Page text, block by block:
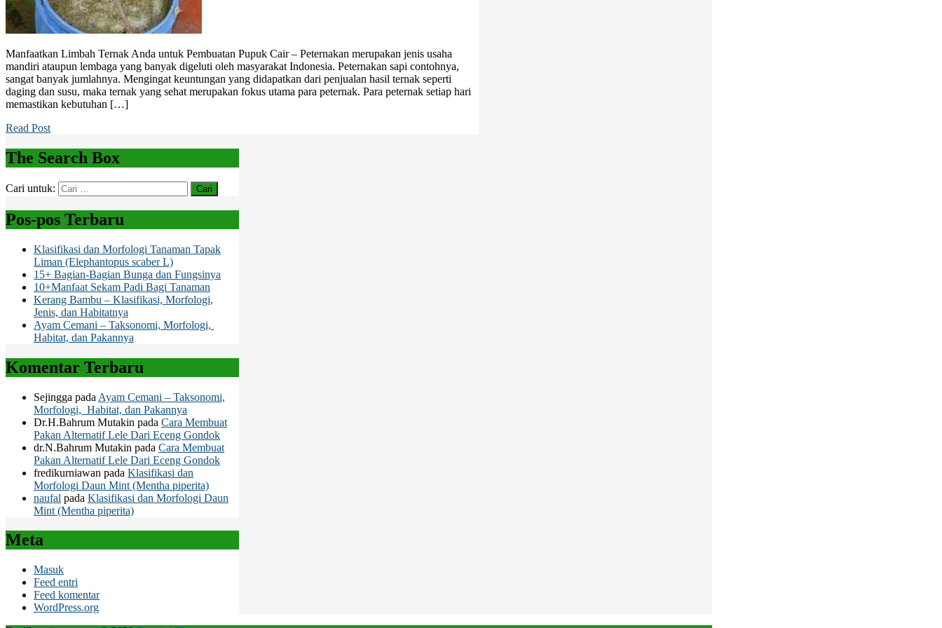
Manfaatkan Limbah Ternak Anda untuk Pembuatan Pupuk Cair – Peternakan merupakan jenis usaha
mandiri ataupun lembaga yang banyak digeluti oleh masyarakat Indonesia. Peternakan sapi contohnya,
sangat banyak jumlahnya. Mengingat keuntungan yang didapatkan dari penjualan hasil ternak seperti
daging dan susu, maka ternak yang sehat merupakan fokus utama para peternak. Para peternak setiap hari
memastikan kebutuhan […]
Read Post
The Search Box
Cari untuk:
Pos-pos Terbaru
Klasifikasi dan Morfologi Tanaman Tapak
Liman (Elephantopus scaber L)
15+ Bagian-Bagian Bunga dan Fungsinya
10+Manfaat Sekam Padi Bagi Tanaman
Kerang Bambu – Klasifikasi, Morfologi,
Jenis, dan Habitatnya
Ayam Cemani – Taksonomi, Morfologi,
Habitat, dan Pakannya
Komentar Terbaru
Sejingga pada Ayam Cemani – Taksonomi,
Morfologi, Habitat, dan Pakannya
Dr.H.Bahrum Mutakin pada Cara Membuat
Pakan Alternatif Lele Dari Eceng Gondok
dr.N.Bahrum Mutakin pada Cara Membuat
Pakan Alternatif Lele Dari Eceng Gondok
fredikurniawan pada Klasifikasi dan
Morfologi Daun Mint (Mentha piperita)
naufal pada Klasifikasi dan Morfologi Daun
Mint (Mentha piperita)
Meta
Masuk
Feed entri
Feed komentar
WordPress.org